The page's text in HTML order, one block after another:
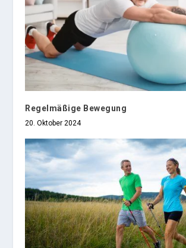
Regelmäßige Bewegung
20. Oktober 2024